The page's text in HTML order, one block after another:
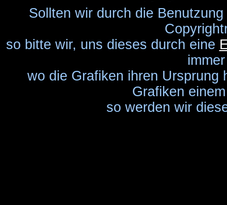
Sollten wir durch die
so bitte wir, uns dieses durch eine
wo die Grafiken ihren Ursprung
Grafiken
so werden wir